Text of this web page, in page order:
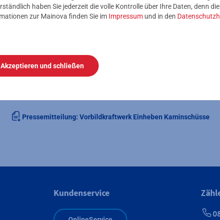
haben Sie jederzeit die volle Kontrolle über Ihre Daten, denn
zur Mainova finden Sie im Impressum und in den
Akzeptieren und schließen
entsteht auf dem Gelände des ehemaligen
Kohleausstieg. Die Anlage basiert auf dem Prinzip der
ein bedeutender Beitrag zur Dekarbonisierung der
rund 400.000 Tonnen CO₂ einsparen und ist auf die
Pressemitteilung: Vorbildkraftwerk Einheben Kaminschüsse
Kundenservice